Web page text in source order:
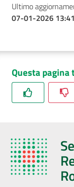
Ultimo
07-01-2026 13:41
Questa